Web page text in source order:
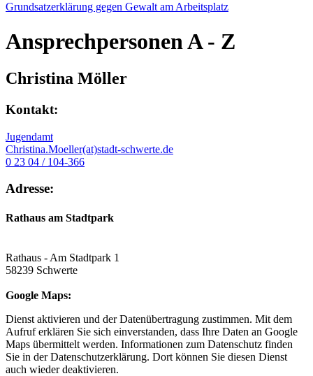
Grundsatzerklärung gegen Gewalt am Arbeitsplatz
AnsprechpersonenA - Z
Christina Möller
Kontakt:
Jugendamt
Christina.Moeller(at)stadt-schwerte.de
0 23 04 / 104-366
Adresse:
Rathaus am Stadtpark
Rathaus - Am Stadtpark 1
58239 Schwerte
Google Maps:
Dienst aktivieren und der Datenübertragung zustimmen. Mit dem
Aufruf erklären Sie sich einverstanden, dass Ihre Daten an Google
Maps übermittelt werden. Informationen zum Datenschutz finden
Sie in der Datenschutzerklärung. Dort können Sie diesen Dienst
auch wieder deaktivieren.